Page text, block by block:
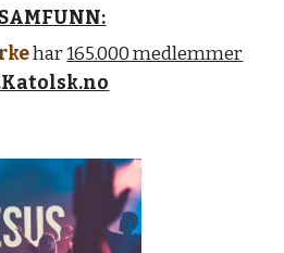
har165.000 medlemmer